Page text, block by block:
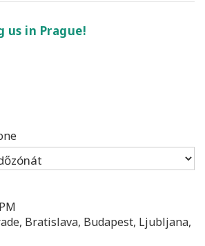
us in Prague!
Bratislava, Budapest, Ljubljana,